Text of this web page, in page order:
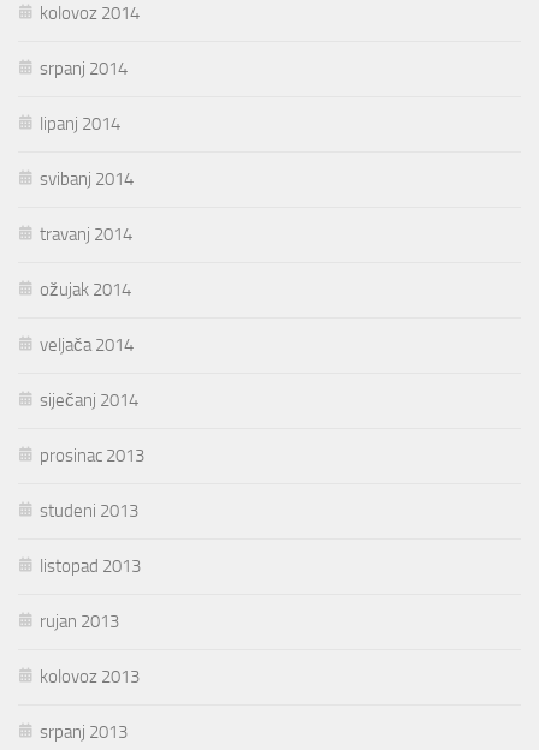
kolovoz 2014
srpanj 2014
lipanj 2014
svibanj 2014
travanj 2014
ožujak 2014
veljača 2014
siječanj 2014
prosinac 2013
studeni 2013
listopad 2013
rujan 2013
kolovoz 2013
srpanj 2013